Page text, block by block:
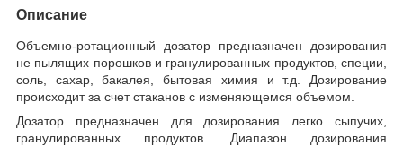
Описание
Объемно-ротационный дозатор предназначен дозирования
не пылящих порошков и гранулированных продуктов, специи,
соль, сахар, бакалея, бытовая химия и т.д. Дозирование
происходит за счет стаканов с изменяющемся объемом.
Дозатор предназначен для дозирования легко сыпучих,
гранулированных продуктов. Диапазон дозирования